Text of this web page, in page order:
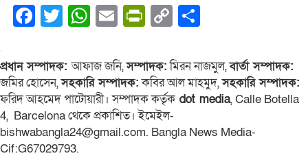
Facebook
Twitter
WhatsApp
EmailPrintFriendly
Copy
প্রধান সম্পাদক:আফাজ জনি,সম্পাদক:মিরন নাজমুল,বার্তা সম্পাদক:
জমির হোসেন,সহকারি সম্পাদক:কবির আল মাহমুদ,সহকারি সম্পাদক:
ফরিদ আহমেদ পাটোয়ারী। সম্পাদক কর্তৃক dot media, Calle Botella
4, Barcelona থেকে প্রকাশিত। ইমেইল-
bishwabangla24@gmail.com. Bangla News Media-
Cif:G67029793.